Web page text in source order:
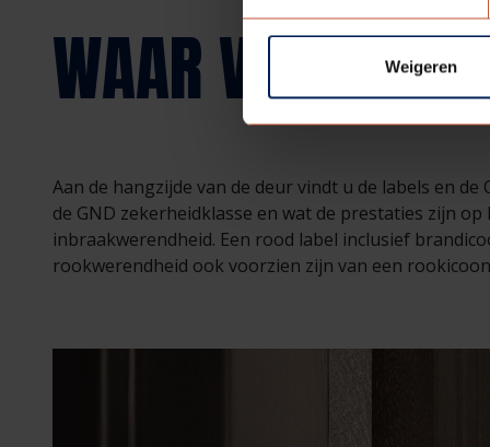
Weigeren
WAAR VINDT U
Aan de hangzijde van de deur vindt u de labels en
de GND zekerheidklasse en wat de prestaties zijn
inbraakwerendheid. Een rood label inclusief
rookwerendheid ook voorzien zijn van een